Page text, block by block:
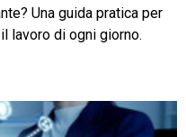
Una guida pratica per
lavoro di ogni giorno.